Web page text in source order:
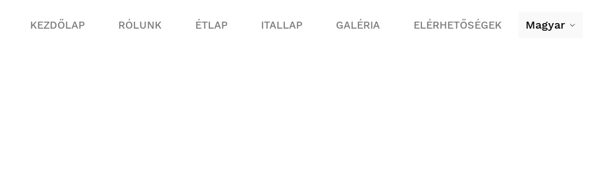
KEZDŐLAP RÓLUNK ÉTLAP ITALLAP GALÉRIA ELÉRHETŐSÉGEK Magyar